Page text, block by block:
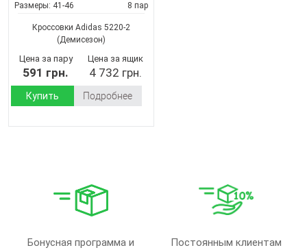
Размеры: 41-46 8 пар
Кроссовки Adidas 5220-2
(Демисезон)
Цена за пару
591 грн.
Цена за ящик
4 732 грн.
Купить Подробнее
Бонусная программа и
Постоянным клиентам